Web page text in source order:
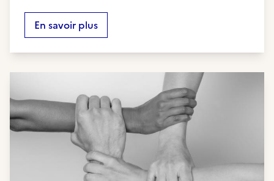
En savoir plus